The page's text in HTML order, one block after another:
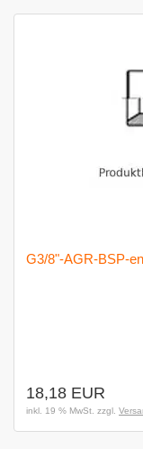
G3/8"-AGR-BSP-
18,18 EUR
inkl. 19 % MwSt. zzgl.